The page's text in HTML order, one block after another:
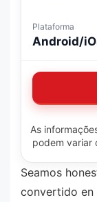
Plataforma
Android/
As
podem variar
Seamos
convertido en